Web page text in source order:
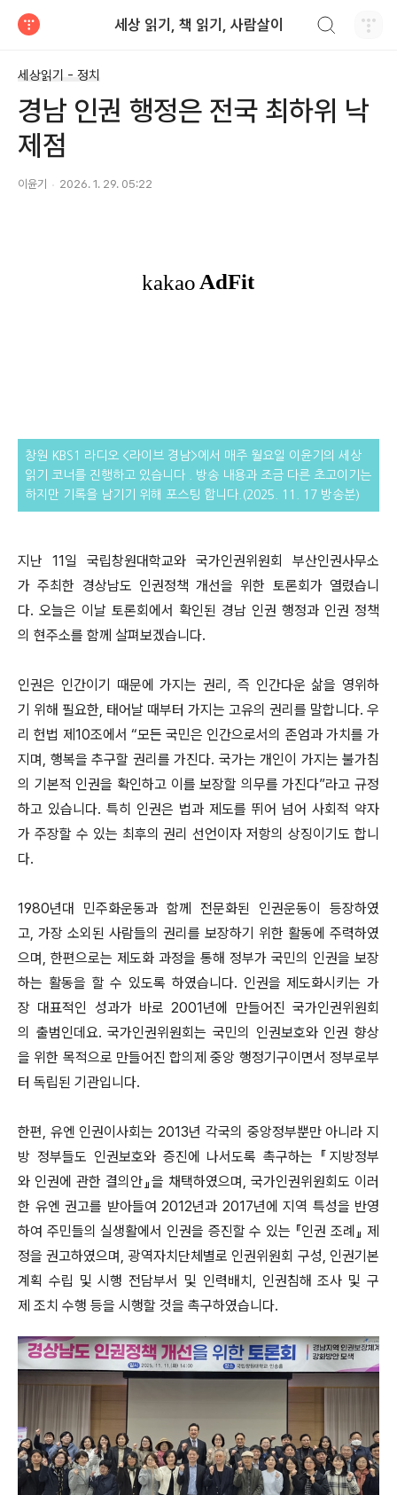
세상 읽기, 책 읽기, 사람살이
세상읽기 - 정치
경남 인권 행정은 전국 최하위 낙
제점
이윤기 2026. 1. 29. 05:22
창원 KBS1 라디오 <라이브 경남>에서 매주 월요일 이윤기의 세상
읽기 코너를 진행하고 있습니다 . 방송 내용과 조금 다른 초고이기는
하지만 기록을 남기기 위해 포스팅 합니다.(2025. 11. 17 방송분)
지난 11일 국립창원대학교와 국가인권위원회 부산인권사무소
가 주최한 경상남도 인권정책 개선을 위한 토론회가 열렸습니
다. 오늘은 이날 토론회에서 확인된 경남 인권 행정과 인권 정책
의 현주소를 함께 살펴보겠습니다.
인권은 인간이기 때문에 가지는 권리, 즉 인간다운 삶을 영위하
기 위해 필요한, 태어날 때부터 가지는 고유의 권리를 말합니다. 우
리 헌법 제10조에서 “모든 국민은 인간으로서의 존엄과 가치를 가
지며, 행복을 추구할 권리를 가진다. 국가는 개인이 가지는 불가침
의 기본적 인권을 확인하고 이를 보장할 의무를 가진다”라고 규정
하고 있습니다. 특히 인권은 법과 제도를 뛰어 넘어 사회적 약자
가 주장할 수 있는 최후의 권리 선언이자 저항의 상징이기도 합니
다.
1980년대 민주화운동과 함께 전문화된 인권운동이 등장하였
고, 가장 소외된 사람들의 권리를 보장하기 위한 활동에 주력하였
으며, 한편으로는 제도화 과정을 통해 정부가 국민의 인권을 보장
하는 활동을 할 수 있도록 하였습니다. 인권을 제도화시키는 가
장 대표적인 성과가 바로 2001년에 만들어진 국가인권위원회
의 출범인데요. 국가인권위원회는 국민의 인권보호와 인권 향상
을 위한 목적으로 만들어진 합의제 중앙 행정기구이면서 정부로부
터 독립된 기관입니다.
한편, 유엔 인권이사회는 2013년 각국의 중앙정부뿐만 아니라 지
방 정부들도 인권보호와 증진에 나서도록 촉구하는 『지방정부
와 인권에 관한 결의안』을 채택하였으며, 국가인권위원회도 이러
한 유엔 권고를 받아들여 2012년과 2017년에 지역 특성을 반영
하여 주민들의 실생활에서 인권을 증진할 수 있는 『인권 조례』 제
정을 권고하였으며, 광역자치단체별로 인권위원회 구성, 인권기본
계획 수립 및 시행 전담부서 및 인력배치, 인권침해 조사 및 구
제 조치 수행 등을 시행할 것을 촉구하였습니다.